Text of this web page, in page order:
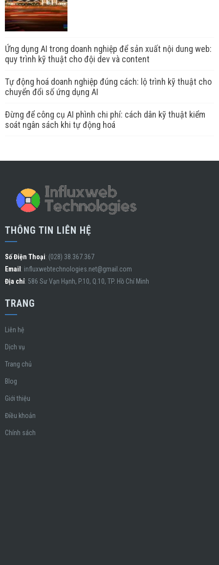
Ứng dụng AI trong doanh nghiệp để sản xuất nội dung web:
quy trình kỹ thuật cho đội dev và content
Tự động hoá doanh nghiệp đúng cách: lộ trình kỹ thuật cho
chuyển đổi số ứng dụng AI
Đừng để công cụ AI phình chi phí: cách dân kỹ thuật kiểm
soát ngân sách khi tự động hoá
THÔNG TIN LIÊN HỆ
Số Điện Thoại: (028) 38.367.367
Email : influxwebtechnologies.net@gmail.com
Địa chỉ: 586 Sư Vạn Hạnh, P.10, Q.10, TP. Hồ Chí Minh
TRANG
Liên hệ
Dịch vụ
Trang chủ
Blog
Giới thiệu
Điều khoản
Chính sách